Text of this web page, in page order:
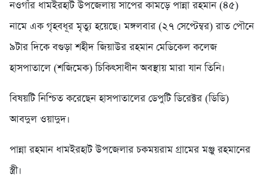
নওগাঁর ধামইরহাট উপজেলায় সাপের কামড়ে পান্না রহমান (৪৫)
নামে এক গৃহবধূর মৃত্যু হয়েছে। মঙ্গলবার (২৭ সেপ্টেম্বর) রাত পৌনে
৯টার দিকে বগুড়া শহীদ জিয়াউর রহমান মেডিকেল কলেজ
হাসপাতালে (শজিমেক) চিকিৎসাধীন অবস্থায় মারা যান তিনি।
বিষয়টি নিশ্চিত করেছেন হাসপাতালের ডেপুটি ডিরেক্টর (ডিডি)
আবদুল ওয়াদুদ।
পান্না রহমান ধামইরহাট উপজেলার চকময়রাম গ্রামের মঞ্জু রহমানের
স্ত্রী।